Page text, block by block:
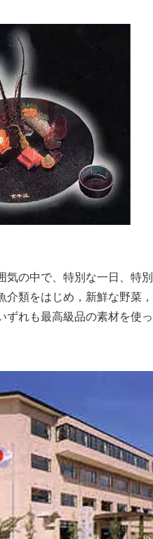
気の中で、特別な一日、特別
介類をはじめ，新鮮な野菜，
ずれも最高級品の素材を使っ
味わえます。昼食・夕食・